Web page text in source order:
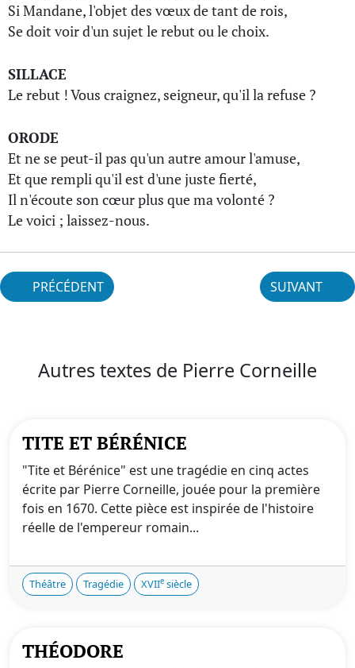
Si Mandane, l'objet des vœux de tant de rois,
Se doit voir d'un sujet le rebut ou le choix.
SILLACE
Le rebut ! Vous craignez, seigneur, qu'il la refuse ?
ORODE
Et ne se peut-il pas qu'un autre amour l'amuse,
Et que rempli qu'il est d'une juste fierté,
Il n'écoute son cœur plus que ma volonté ?
Le voici ; laissez-nous.
PRÉCÉDENT SUIVANT
Autres textes de Pierre Corneille
TITE ET BÉRÉNICE
"Tite et Bérénice" est une tragédie en cinq actes
écrite par Pierre Corneille, jouée pour la première
fois en 1670. Cette pièce est inspirée de l'histoire
réelle de l'empereur romain...
Théâtre Tragédie XVIIe siècle
THÉODORE